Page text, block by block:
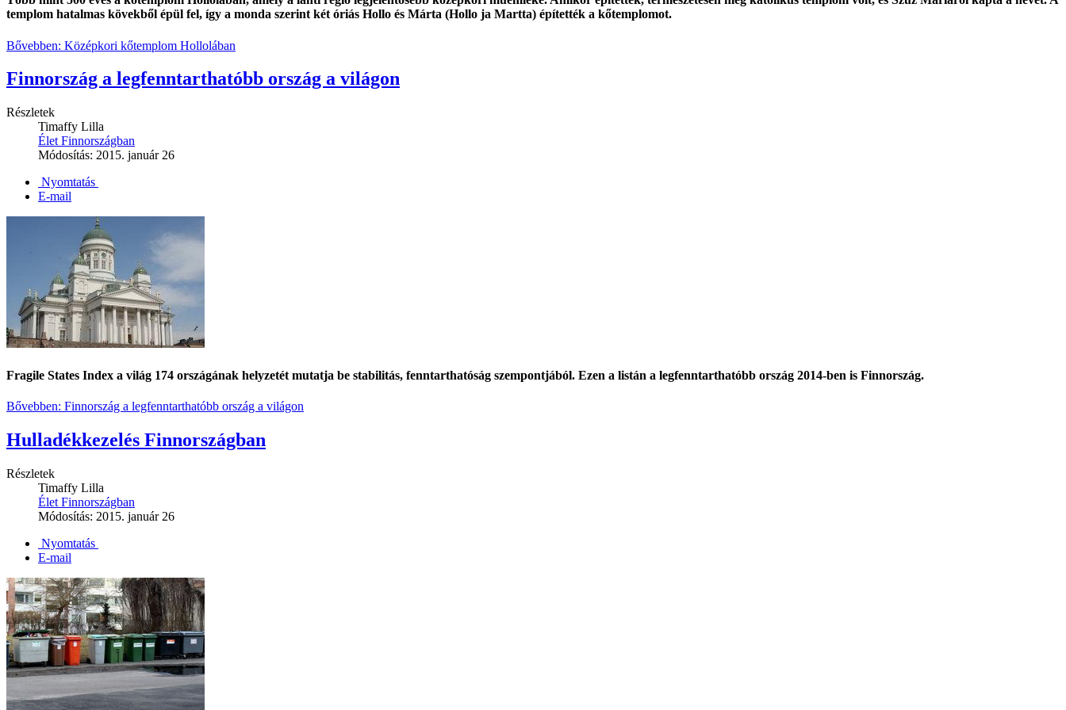
templom hatalmas kövekből épül fel, így a monda szerint két óriás Hollo és Márta (Hollo ja Martta) építették a kőtemplomot.
Bővebben: Középkori kőtemplom Hollolában
Finnország a legfenntarthatóbb ország a világon
Részletek
Timaffy Lilla
Élet Finnországban
Módosítás: 2015. január 26
Nyomtatás
E-mail
Fragile States Index a világ 174 országának helyzetét mutatja be stabilitás, fenntarthatóság szempontjából. Ezen a listán a legfenntarthatóbb ország 2014-ben is Finnország.
Bővebben: Finnország a legfenntarthatóbb ország a világon
Hulladékkezelés Finnországban
Részletek
Timaffy Lilla
Élet Finnországban
Módosítás: 2015. január 26
Nyomtatás
E-mail